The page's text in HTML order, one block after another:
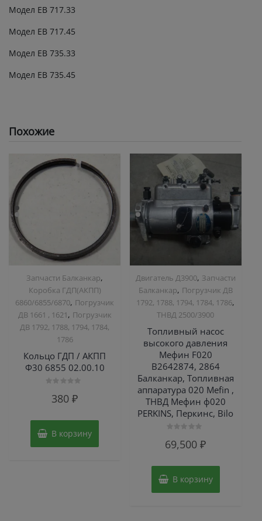
Модел ЕВ 717.33
Модел ЕВ 717.45
Модел ЕВ 735.33
Модел ЕВ 735.45
Похожие
Запчасти Балканкар,
Коробка ГДП(АКПП)
6860/6855/6870, Погрузчик
ДВ 1661 , 1621, Погрузчик
ДВ 1792, 1788, 1794, 1784,
1786
Кольцо ГДП / АКПП
Ф30 6855 02.00.10
380₽
В корзину
Двигатель Д3900, Запчасти
Балканкар, Погрузчик ДВ
1792, 1788, 1794, 1784, 1786,
ТНВД 2500/3900
Топливный насос
высокого давления
Мефин F020
B2642874, 2864
Балканкар, Топливная
аппаратура 020 Mefin ,
ТНВД Мефин ф020
PERKINS, Перкинс, Bilo
0
69,500₽
В корзину